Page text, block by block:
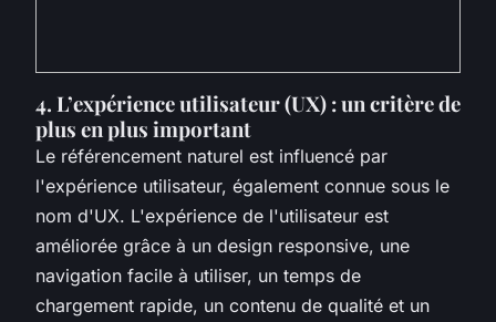
4. L’expérience utilisateur (UX) : un critère de
plus en plus important
Le référencement naturel est influencé par
l'expérience utilisateur, également connue sous le
nom d'UX. L'expérience de l'utilisateur est
améliorée grâce à un design responsive, une
navigation facile à utiliser, un temps de
chargement rapide, un contenu de qualité et un